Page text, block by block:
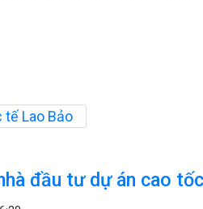
Lao Bảo
đầu tư dự án cao